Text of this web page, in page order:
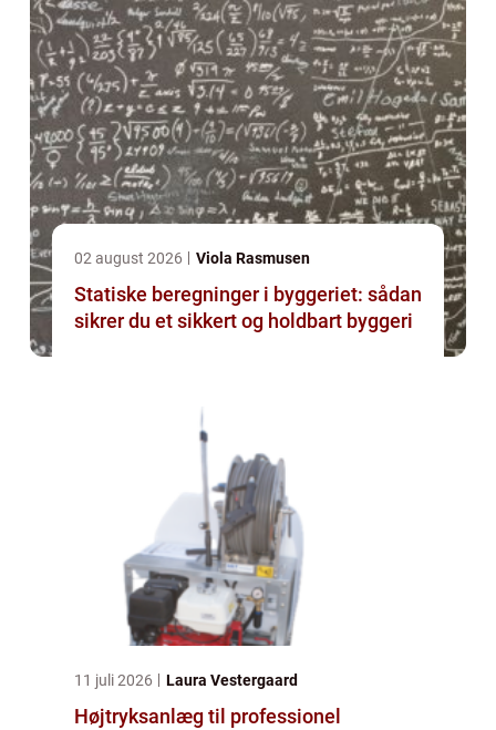
02 august 2026 Viola Rasmusen
Statiske beregninger i byggeriet: sådan
sikrer du et sikkert og holdbart byggeri
11 juli 2026 Laura Vestergaard
Højtryksanlæg til professionel